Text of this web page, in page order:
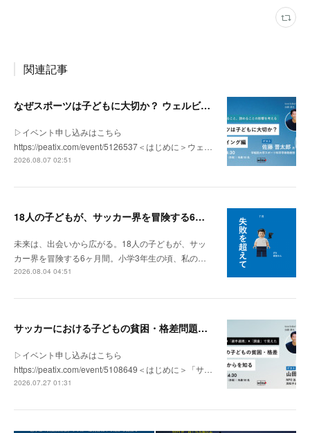
関連記事
なぜスポーツは子どもに大切か？ ウェルビーイング編 | 「社会とサッカー」 vol.2
▷イベント申し込みはこちら
https://peatix.com/event/5126537＜はじめに＞ウェ…
2026.08.07 02:51
18人の子どもが、サッカー界を冒険する6ヶ月間。
未来は、出会いから広がる。18人の子どもが、サッ
カー界を冒険する6ヶ月間。小学3年生の頃、私の…
2026.08.04 04:51
サッカーにおける子どもの貧困・格差問題の現状 | 「社会とサッカー」vol.1
▷イベント申し込みはこちら
https://peatix.com/event/5108649＜はじめに＞「サ…
2026.07.27 01:31